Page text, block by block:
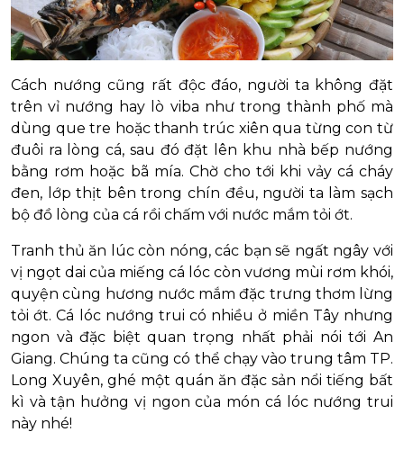
Cách nướng cũng rất độc đáo, người ta không đặt
trên vỉ nướng hay lò viba như trong thành phố mà
dùng que tre hoặc thanh trúc xiên qua từng con từ
đuôi ra lòng cá, sau đó đặt lên khu nhà bếp nướng
bằng rơm hoặc bã mía. Chờ cho tới khi vảy cá cháy
đen, lớp thịt bên trong chín đều, người ta làm sạch
bộ đồ lòng của cá rồi chấm với nước mắm tỏi ớt.
Tranh thủ ăn lúc còn nóng, các bạn sẽ ngất ngây với
vị ngọt dai của miếng cá lóc còn vương mùi rơm khói,
quyện cùng hương nước mắm đặc trưng thơm lừng
tỏi ớt. Cá lóc nướng trui có nhiều ở miền Tây nhưng
ngon và đặc biệt quan trọng nhất phải nói tới An
Giang. Chúng ta cũng có thể chạy vào trung tâm TP.
Long Xuyên, ghé một quán ăn đặc sản nổi tiếng bất
kì và tận hưởng vị ngon của món cá lóc nướng trui
này nhé!